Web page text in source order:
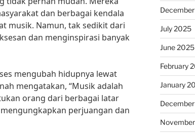
dan berbagai kendala
musik. Namun, tak sedikit dari
dan menginspirasi banyak
mengubah hidupnya lewat
mengatakan, “Musik adalah
orang dari berbagai latar
perjuangan dan
July 2025
June 2025
February
January